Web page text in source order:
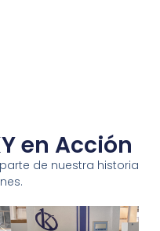
en Acción
de nuestra historia